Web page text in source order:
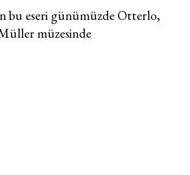
bu eseri günümüzde Otterlo,
müzesinde